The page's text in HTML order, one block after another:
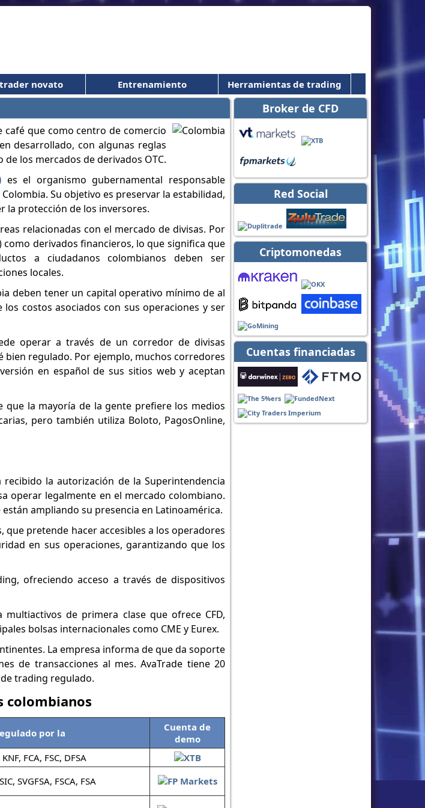
novato Entrenamiento Herramientas de trading
Broker de CFD
Red Social
Criptomonedas
Cuentas financiadas
que como centro de comercio
desarrollado, con algunas reglas
los mercados de derivados OTC.
es el organismo gubernamental responsable
Su objetivo es preservar la estabilidad,
la protección de los inversores.
relacionadas con el mercado de divisas. Por
derivados financieros, lo que significa que
a ciudadanos colombianos deben ser
locales.
deben tener un capital operativo mínimo de al
costos asociados con sus operaciones y ser
operar a través de un corredor de divisas
bien regulado. Por ejemplo, muchos corredores
en español de sus sitios web y aceptan
que la mayoría de la gente prefiere los medios
pero también utiliza Boloto, PagosOnline,
la autorización de la Superintendencia
operar legalmente en el mercado colombiano.
ampliando su presencia en Latinoamérica.
pretende hacer accesibles a los operadores
en sus operaciones, garantizando que los
ofreciendo acceso a través de dispositivos
de primera clase que ofrece CFD,
bolsas internacionales como CME y Eurex.
La empresa informa de que da soporte
de transacciones al mes. AvaTrade tiene 20
trading regulado.
colombianos
por la
Cuenta de
demo
KNF, FCA, FSC, DFSA
SVGFSA, FSCA, FSA